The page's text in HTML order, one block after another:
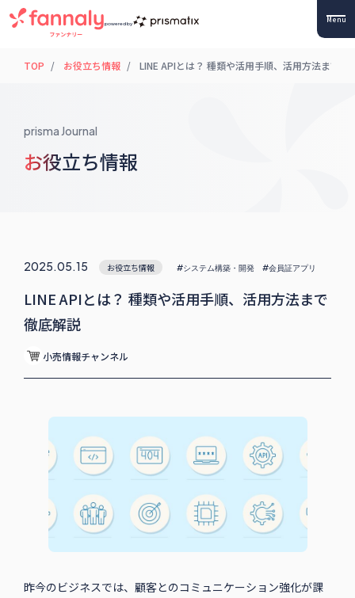
powered by Menu
TOP お役立ち情報 LINE APIとは？ 種類や活用手順、活用方法まで徹
prisma Journal
お役立ち情報
2025.05.15 お役立ち情報 #システム構築・開発 #会員証アプリ
LINE APIとは？ 種類や活用手順、活用方法まで
徹底解説
小売情報チャンネル
昨今のビジネスでは、顧客とのコミュニケーション強化が課